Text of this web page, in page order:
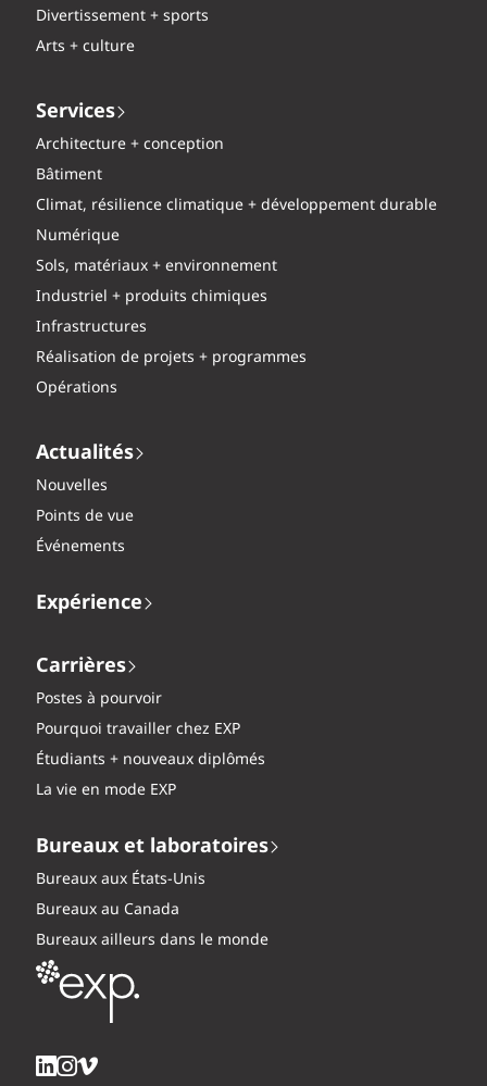
Divertissement + sports
Arts + culture
Services
Architecture + conception
Bâtiment
Climat, résilience climatique + développement durable
Numérique
Sols, matériaux + environnement
Industriel + produits chimiques
Infrastructures
Réalisation de projets + programmes
Opérations
Actualités
Nouvelles
Points de vue
Événements
Expérience
Carrières
Postes à pourvoir
Pourquoi travailler chez EXP
Étudiants + nouveaux diplômés
La vie en mode EXP
Bureaux et laboratoires
Bureaux aux États-Unis
Bureaux au Canada
Bureaux ailleurs dans le monde